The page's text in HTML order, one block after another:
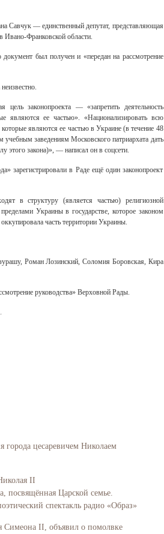
Савчук — единственный депутат, представляющая
Франковской области.
был получен и «передан на рассмотрение
законопроекта — «запретить деятельность
являются ее частью». «Национализировать всю
являются ее частью в Украине (в течение 48
заведениям Московского патриархата дать
этого закона)», — написал он в соцсети.
зарегистрировали в Раде ещё один законопроект
в структуру (является частью) религиозной
Украины в государстве, которое законом
часть территории Украины.
Роман Лозинский, Соломия Боровская, Кира
руководства» Верховной Рады.
города цесаревичем Николаем
II
посвящённая Царской семье.
спектакль радио «Образ»
Симеона II, объявил о помолвке